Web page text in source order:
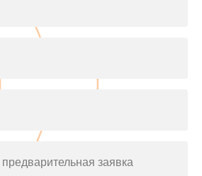
заявка